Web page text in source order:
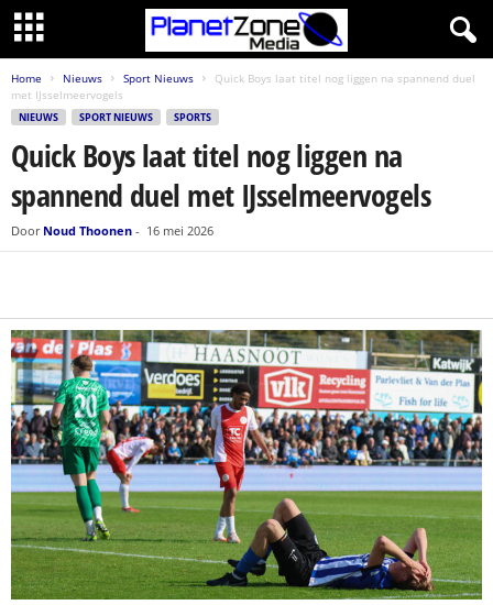
Home Nieuws Sport Nieuws
Quick Boys laat titel nog liggen na spannend duel
met IJsselmeervogels
NIEUWS SPORT NIEUWS SPORTS
Quick Boys laat titel nog liggen na
spannend duel met IJsselmeervogels
Door Noud Thoonen - 16 mei 2026